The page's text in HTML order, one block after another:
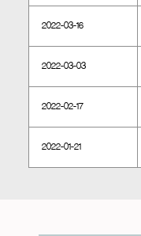
2022-03-16
2022-03-03
2022-02-17
2022-01-21